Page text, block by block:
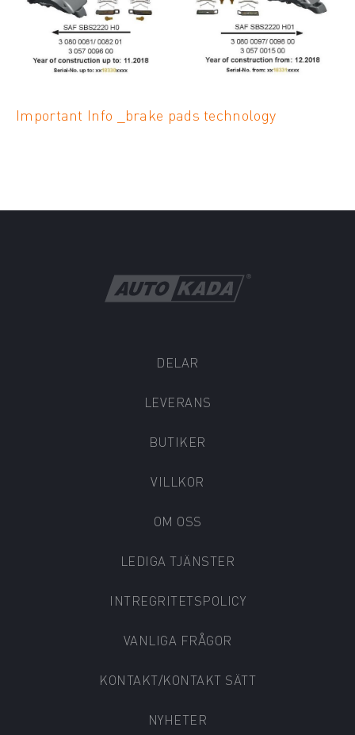
Important Info _brake pads technology
DELAR
LEVERANS
BUTIKER
VILLKOR
OM OSS
LEDIGA TJÄNSTER
INTREGRITETSPOLICY
VANLIGA FRÅGOR
KONTAKT/KONTAKT SÄTT
NYHETER